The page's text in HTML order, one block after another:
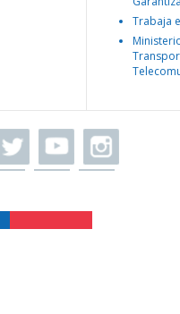
Trabaja